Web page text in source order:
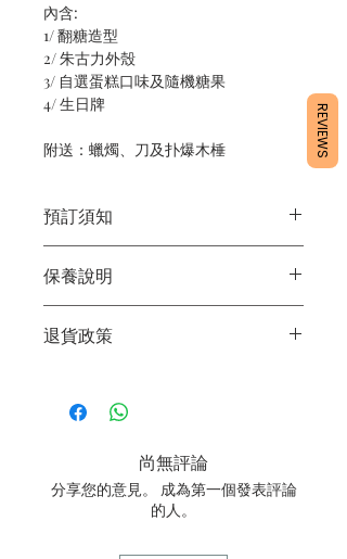
內含:
1/ 翻糖造型
2/ 朱古力外殼
3/ 自選蛋糕口味及隨機糖果
4/ 生日牌
附送：蠟燭、刀及扑爆木棰
預訂須知
定日期取貨請提早10 - 14天前落單🤗
2/ 下單後24小時內會有專人電郵確認訂
單
3/ 取貨時需要出示確認訊息 或 訂單編
店】
6/ 送貨訂單：本店只提供營業時間內送
貨。運費請參考
常見問題。
7/ 營業時間：請參考本網站
保養說明
2/ 運送時避免大力搖晃
退貨政策
作，不設退換。
尚無評論
分享您的意見。 成為第一個發表評論
的人。
REVIEWS